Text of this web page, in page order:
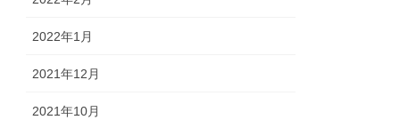
2022年1月
2021年12月
2021年10月